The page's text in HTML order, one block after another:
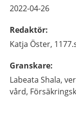
2022-04-26
Redaktör:
Katja Öster,
Granskare:
Labeata Shala,
vård,